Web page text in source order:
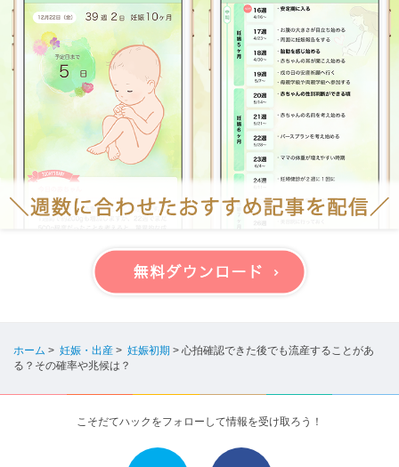
ホーム > 妊娠・出産 > 妊娠初期 > 心拍確認できた後でも流産することがあ
る？その確率や兆候は？
こそだてハックをフォローして情報を受け取ろう！